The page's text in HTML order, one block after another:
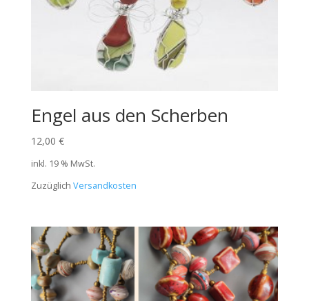
Engel aus den Scherben
12,00 €
inkl. 19 % MwSt.
Zuzüglich Versandkosten